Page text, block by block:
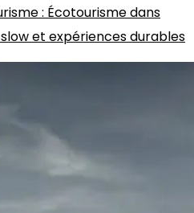
: Écotourisme dans
slow et expériences durables